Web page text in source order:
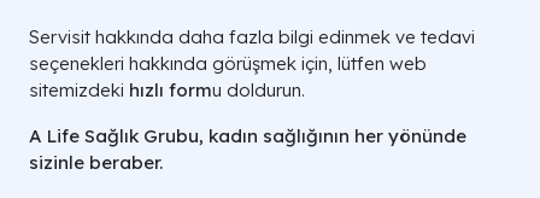
Servisit hakkında daha fazla bilgi edinmek ve tedavi
seçenekleri hakkında görüşmek için, lütfen web
sitemizdeki hızlı formu doldurun.
A Life Sağlık Grubu, kadın sağlığının her yönünde
sizinle beraber.